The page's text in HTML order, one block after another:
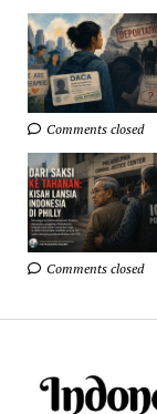
Comments closed
Comments closed